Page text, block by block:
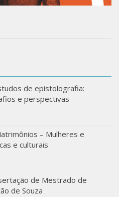
de epistolografia:
e perspectivas
– Mulheres e
e culturais
de Mestrado de
de Souza